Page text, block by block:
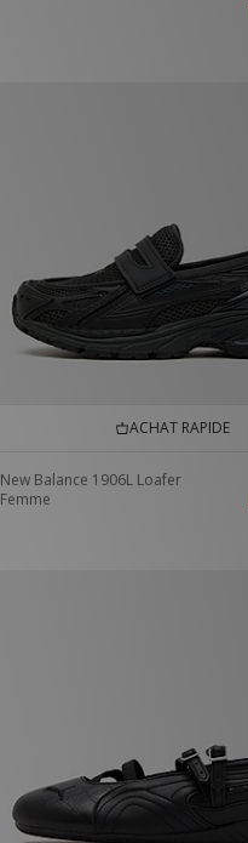
ACHAT RAPIDE
New Balance 1906L Loafer
Femme